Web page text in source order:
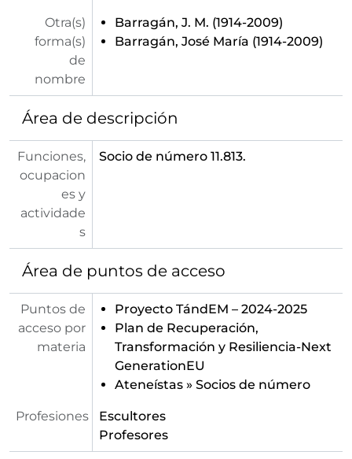
Otra(s)
forma(s)
de
nombre
Barragán, J. M. (1914-2009)
Barragán, José María (1914-2009)
Área de descripción
Funciones,
ocupacion
es y
actividade
s
Socio de número 11.813.
Área de puntos de acceso
Puntos de
acceso por
materia
Proyecto TándEM – 2024-2025
Plan de Recuperación,
Transformación y Resiliencia-Next
GenerationEU
Ateneístas » Socios de número
Profesiones
Escultores
Profesores